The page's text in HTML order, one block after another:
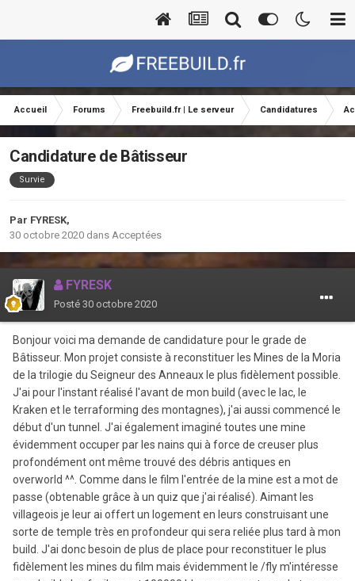
Accueil Forums Freebuild.fr | Le serveur Candidatures
Candidature de Bâtisseur
Survie
Par FYRESK,
30 octobre 2020 dans Acceptées
FYRESK
Posté 30 octobre 2020
Bonjour voici ma demande de candidature pour le grade de
Bâtisseur. Mon projet consiste à reconstituer les Mines de la Moria
de la trilogie du Seigneur des Anneaux le plus fidèlement possible.
J'ai pour l'instant réalisé l'avant de mon build (avec le lac, le
Kraken et le terraforming des montagnes), j'ai aussi commencé le
début d'un tunnel. J'ai également imaginé toutes une mine
évidemment occuper par les nains qui à force de creuser plus
profondément ont même trouvé des débris antiques en
overworld ^^. Comme dans le film l'entrée de la mine est a mot de
passe (obtenable grâce à un quiz que j'ai réalisé). Aimant les
villageois je leur ai offert un logement en leurs construisant une
sorte de temple très en profondeur qui sera reliée plus tard à mon
build. J'ai donc besoin de plus de place pour reconstituer le plus
fidèlement les mines du film mais évidemment le /fly m'intéresse